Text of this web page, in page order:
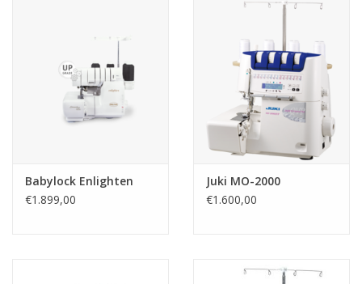
Babylock Enlighten
€1.899,00
Juki MO-2000
€1.600,00